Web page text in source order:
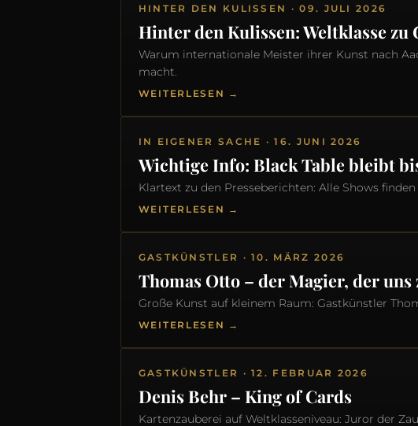
HINTER DEN KULISSEN · 09. JULI 2026
Hinter den Kulissen: Weltklasse zu
Warum internationale Meister ihrer Kunst nach
macht.
WEITERLESEN →
IN EIGENER SACHE · 16. JUNI 2026
Wichtige Info: Black Table bleibt
Klartext zu den Presseberichten: Alle Shows
WEITERLESEN →
GASTKÜNSTLER · 10. MÄRZ 2026
Thomas Otto – der Magier, der
Große Kunst auf kleinem Raum: Gastkünstler
WEITERLESEN →
GASTKÜNSTLER · 12. FEBRUAR 2026
Denis Behr – King of Cards
Kartenzauberei auf Weltklasseniveau: Juror der